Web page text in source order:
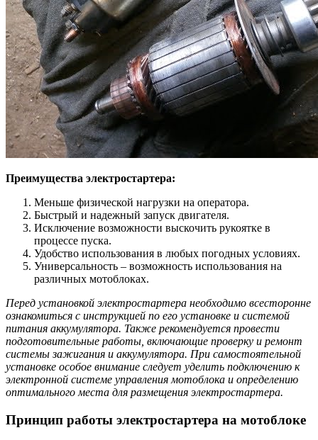
Преимущества электростартера:
Меньше физической нагрузки на оператора.
Быстрый и надежный запуск двигателя.
Исключение возможности выскочить рукоятке в
процессе пуска.
Удобство использования в любых погодных условиях.
Универсальность – возможность использования на
различных мотоблоках.
Перед установкой электростартера необходимо всесторонне
ознакомиться с инструкцией по его установке и системой
питания аккумулятора. Также рекомендуется провести
подготовительные работы, включающие проверку и ремонт
системы зажигания и аккумулятора. При самостоятельной
установке особое внимание следует уделить подключению к
электронной системе управления мотоблока и определению
оптимального места для размещения электростартера.
Принцип работы электростартера на мотоблоке